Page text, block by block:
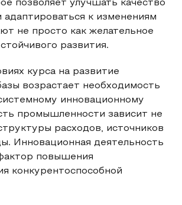
позволяет улучшать качество
к изменениям
не просто как желательное
развития.
курса на развитие
возрастает необходимость
инновационному
промышленности зависит не
расходов, источников
Инновационная деятельность
повышения
конкурентоспособной